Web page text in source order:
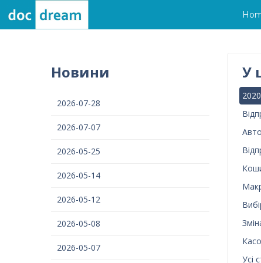
Новини
2026-07-28
2026-07-07
2026-05-25
2026-05-14
2026-05-12
2026-05-08
2026-05-07
У
Усі